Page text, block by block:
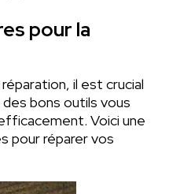
pour la
il est crucial
bons outils vous
Voici une
pour réparer vos